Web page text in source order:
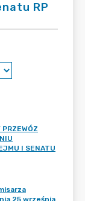
RP
I SENATU
25 września